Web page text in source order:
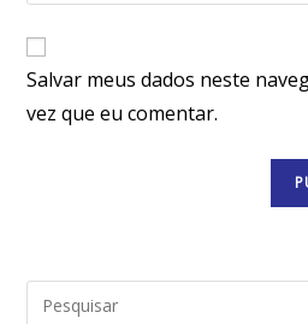
Salvar meus dados neste
vez que eu comentar.